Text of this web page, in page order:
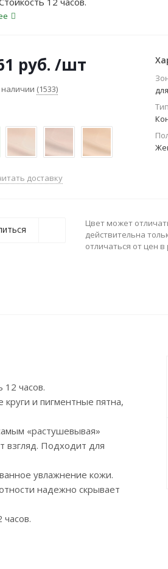
руб. /шт
наличии (1533)
доставку
Цвет может
действительна
отличаться от цен
12 часов.
и пигментные пятна,
«растушевывая»
взгляд. Подходит для
увлажнение кожи.
надежно скрывает